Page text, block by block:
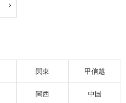
関東 甲信越
関西 中国